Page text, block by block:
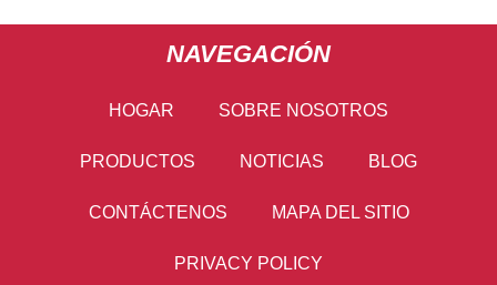
NAVEGACIÓN
HOGAR SOBRE NOSOTROS
PRODUCTOS NOTICIAS BLOG
CONTÁCTENOS MAPA DEL SITIO
PRIVACY POLICY